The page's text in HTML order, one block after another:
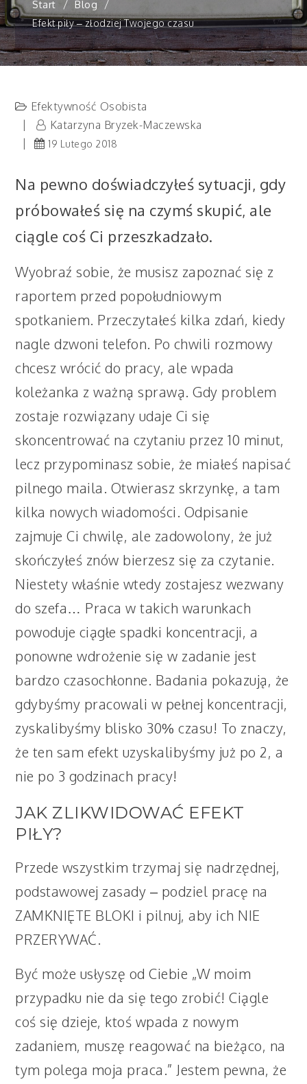
Start
Blog
Efekt piły – złodziej Twojego czasu
Efektywność Osobista
Katarzyna Bryzek-Maczewska
19 Lutego 2018
Na pewno doświadczyłeś sytuacji, gdy
próbowałeś się na czymś skupić, ale
ciągle coś Ci przeszkadzało.
Wyobraź sobie, że musisz zapoznać się z
raportem przed popołudniowym
spotkaniem. Przeczytałeś kilka zdań, kiedy
nagle dzwoni telefon. Po chwili rozmowy
chcesz wrócić do pracy, ale wpada
koleżanka z ważną sprawą. Gdy problem
zostaje rozwiązany udaje Ci się
skoncentrować na czytaniu przez 10 minut,
lecz przypominasz sobie, że miałeś napisać
pilnego maila. Otwierasz skrzynkę, a tam
kilka nowych wiadomości. Odpisanie
zajmuje Ci chwilę, ale zadowolony, że już
skończyłeś znów bierzesz się za czytanie.
Niestety właśnie wtedy zostajesz wezwany
do szefa… Praca w takich warunkach
powoduje ciągłe spadki koncentracji, a
ponowne wdrożenie się w zadanie jest
bardzo czasochłonne. Badania pokazują, że
gdybyśmy pracowali w pełnej koncentracji,
zyskalibyśmy blisko 30% czasu! To znaczy,
że ten sam efekt uzyskalibyśmy już po 2, a
nie po 3 godzinach pracy!
JAK ZLIKWIDOWAĆ EFEKT
PIŁY?
Przede wszystkim trzymaj się nadrzędnej,
podstawowej zasady – podziel pracę na
ZAMKNIĘTE BLOKI i pilnuj, aby ich NIE
PRZERYWAĆ.
Być może usłyszę od Ciebie „W moim
przypadku nie da się tego zrobić! Ciągle
coś się dzieje, ktoś wpada z nowym
zadaniem, muszę reagować na bieżąco, na
tym polega moja praca.” Jestem pewna, że